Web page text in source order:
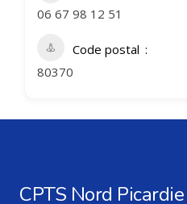
06 67 98 12 51
Code postal
80370
CPTS Nord Picardie